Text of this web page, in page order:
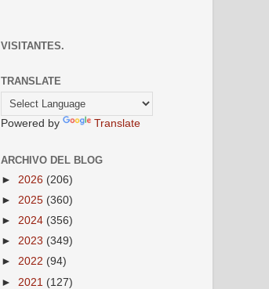
VISITANTES.
TRANSLATE
Powered by Translate
ARCHIVO DEL BLOG
► 2026 (206)
► 2025 (360)
► 2024 (356)
► 2023 (349)
► 2022 (94)
► 2021 (127)